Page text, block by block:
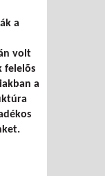
a
volt
felelõs
a